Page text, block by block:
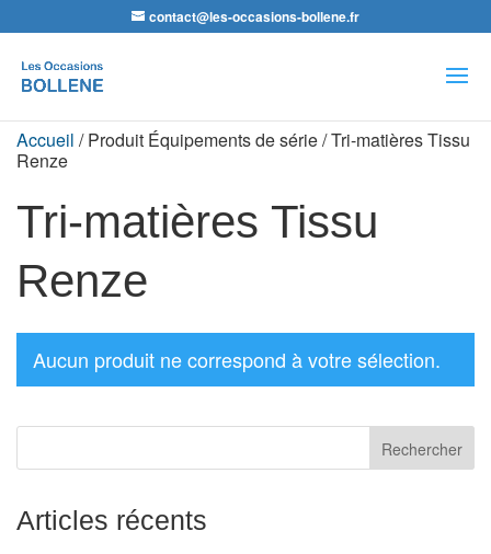
contact@les-occasions-bollene.fr
de
produits
Accueil / Produit Équipements de série / Tri-matières Tissu
Renze
Tri-matières Tissu
Renze
Aucun produit ne correspond à votre sélection.
Articles récents